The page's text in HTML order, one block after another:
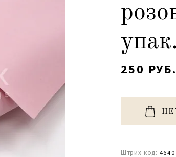
250 РУБ.
Штрих-код: